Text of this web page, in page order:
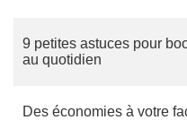
9 petites astuces pour
au quotidien
Des économies à votre